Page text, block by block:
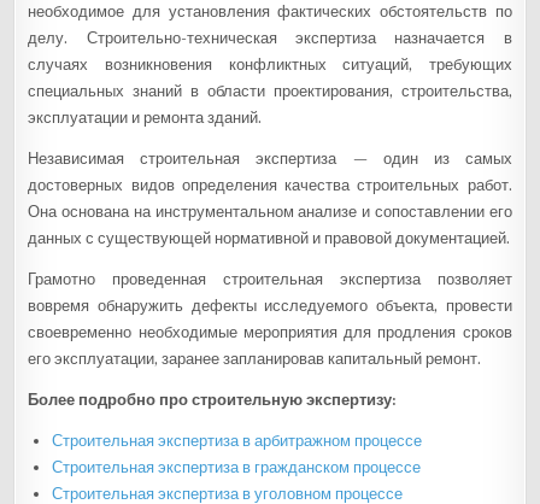
необходимое для установления фактических обстоятельств по
делу. Строительно-техническая экспертиза назначается в
случаях возникновения конфликтных ситуаций, требующих
специальных знаний в области проектирования, строительства,
эксплуатации и ремонта зданий.
Независимая строительная экспертиза — один из самых
достоверных видов определения качества строительных работ.
Она основана на инструментальном анализе и сопоставлении его
данных с существующей нормативной и правовой документацией.
Грамотно проведенная строительная экспертиза позволяет
вовремя обнаружить дефекты исследуемого объекта, провести
своевременно необходимые мероприятия для продления сроков
его эксплуатации, заранее запланировав капитальный ремонт.
Более подробно про строительную экспертизу:
Строительная экспертиза в арбитражном процессе
Строительная экспертиза в гражданском процессе
Строительная экспертиза в уголовном процессе